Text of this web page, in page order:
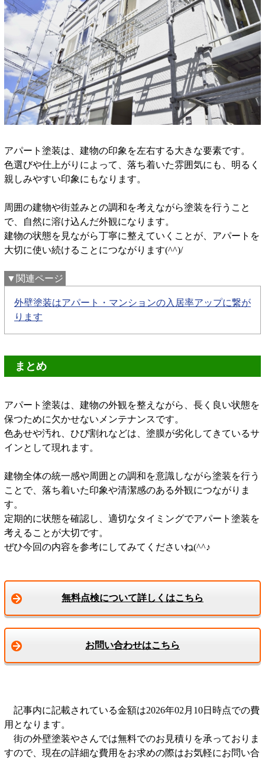
アパート塗装は、建物の印象を左右する大きな要素です。
色選びや仕上がりによって、落ち着いた雰囲気にも、明るく
親しみやすい印象にもなります。
周囲の建物や街並みとの調和を考えながら塗装を行うこと
で、自然に溶け込んだ外観になります。
建物の状態を見ながら丁寧に整えていくことが、アパートを
大切に使い続けることにつながります(^^)/
▼関連ページ
外壁塗装はアパート・マンションの入居率アップに繋が
ります
まとめ
アパート塗装は、建物の外観を整えながら、長く良い状態を
保つために欠かせないメンテナンスです。
色あせや汚れ、ひび割れなどは、塗膜が劣化してきているサ
インとして現れます。
建物全体の統一感や周囲との調和を意識しながら塗装を行う
ことで、落ち着いた印象や清潔感のある外観につながりま
す。
定期的に状態を確認し、適切なタイミングでアパート塗装を
考えることが大切です。
ぜひ今回の内容を参考にしてみてくださいね(^^♪
無料点検について詳しくはこちら
お問い合わせはこちら
記事内に記載されている金額は2026年02月10日時点での費
用となります。
街の外壁塗装やさんでは無料でのお見積りを承っておりま
すので、現在の詳細な費用をお求めの際はお気軽にお問い合